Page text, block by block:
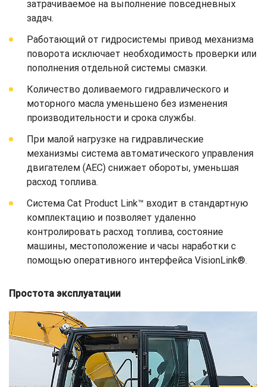
затрачиваемое на выполнение повседневных
задач.
Работающий от гидросистемы привод механизма
поворота исключает необходимость проверки или
пополнения отдельной системы смазки.
Количество доливаемого гидравлического и
моторного масла уменьшено без изменения
производительности и срока службы.
При малой нагрузке на гидравлические
механизмы система автоматического управления
двигателем (AEC) снижает обороты, уменьшая
расход топлива.
Система Cat Product Link™ входит в стандартную
комплектацию и позволяет удаленно
контролировать расход топлива, состояние
машины, местоположение и часы наработки с
помощью оперативного интерфейса VisionLink®.
Простота эксплуатации